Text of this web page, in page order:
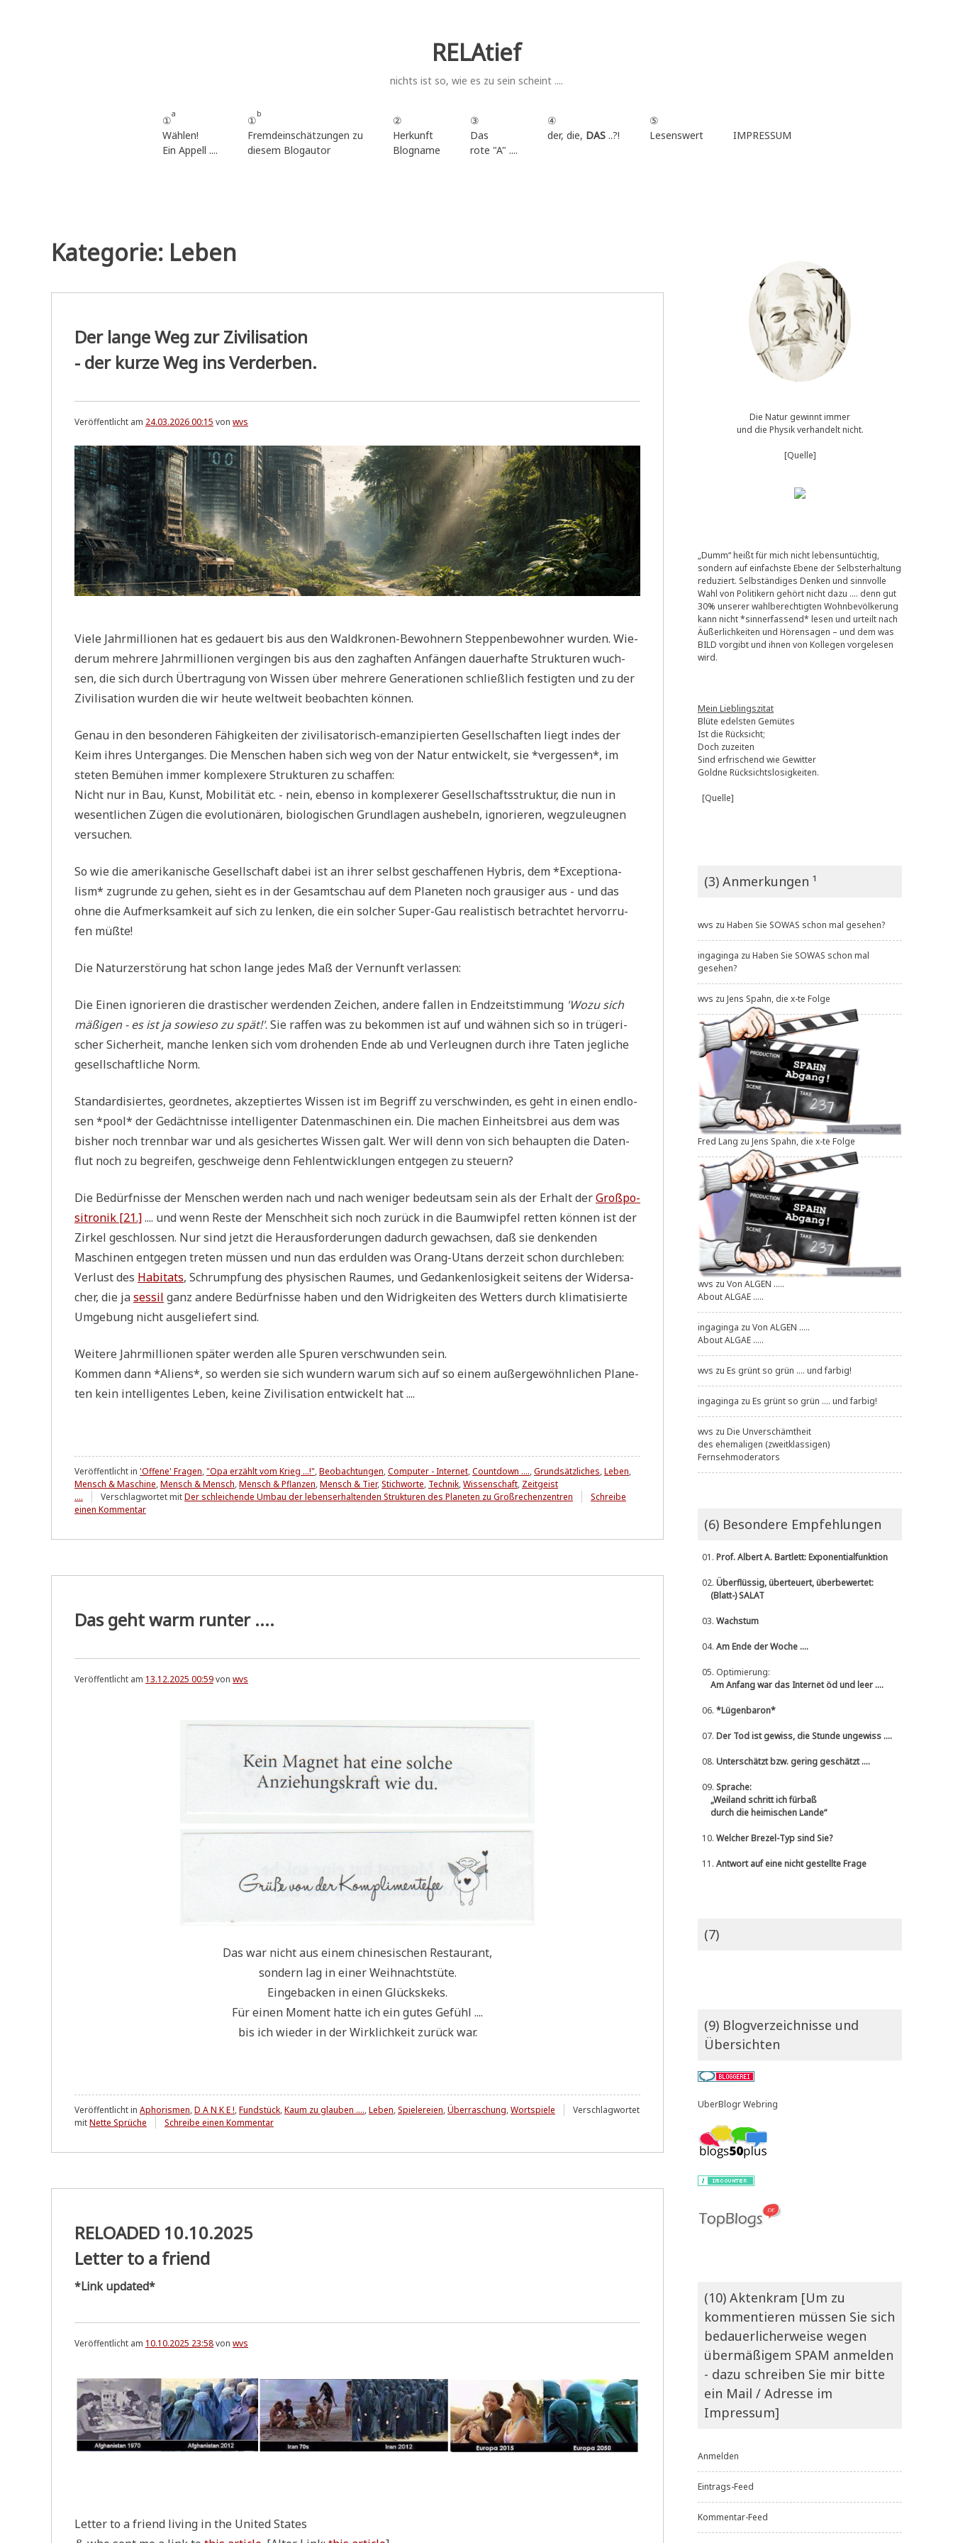
RELAtief
nichts ist so, wie es zu sein scheint ....
①
a
Wählen!
Ein Appell ....
①
b
Fremdeinschätzungen zu
diesem Blogautor
②
Herkunft
Blogname
③
Das
rote "A" ....
④
der, die, DAS..?!
⑤
Lesenswert
IMPRESSUM
Kategorie: Leben
Der lange Weg zur Zivilisation
- der kurze Weg ins Verderben.
Veröffentlicht am 24.03.2026 00:15 von wvs
Vie­le Jahr­mil­lio­nen hat es gedau­ert bis aus den Wald­kro­nen-Bewoh­nern Step­pen­be­woh­ner wur­den. Wie­
der­um meh­re­re Jahr­mil­lio­nen ver­gin­gen bis aus den zag­haf­ten Anfän­gen dau­er­haf­te Struk­tu­ren wuch­
sen, die sich durch Über­tra­gung von Wis­sen über meh­re­re Gene­ra­tio­nen schließ­lich festig­ten und zu der
Zivi­li­sa­ti­on wur­den die wir heu­te welt­weit beob­ach­ten können.
Genau in den beson­de­ren Fähig­kei­ten der zivi­li­sa­to­risch-eman­zi­pier­ten Gesell­schaf­ten liegt indes der
Keim ihres Unter­gan­ges. Die Men­schen haben sich weg von der Natur ent­wickelt, sie *ver­ges­sen*, im
ste­ten Bemü­hen immer kom­ple­xe­re Struk­tu­ren zu schaffen:
Nicht nur in Bau, Kunst, Mobi­li­tät etc. - nein, eben­so in kom­ple­xe­rer Gesell­schafts­struk­tur, die nun in
wesent­li­chen Zügen die evo­lu­tio­nä­ren, bio­lo­gi­schen Grund­la­gen aus­he­beln, igno­rie­ren, weg­zu­leug­nen
versuchen.
So wie die ame­ri­ka­ni­sche Gesell­schaft dabei ist an ihrer selbst geschaf­fe­nen Hybris, dem *Excep­tio­na­
lism* zugrun­de zu gehen, sieht es in der Gesamt­schau auf dem Pla­ne­ten noch grau­si­ger aus - und das
ohne die Auf­merk­sam­keit auf sich zu len­ken, die ein sol­cher Super-Gau rea­li­stisch betrach­tet her­vor­ru­
fen müßte!
Die Natur­zer­stö­rung hat schon lan­ge jedes Maß der Ver­nunft verlassen:
Die Einen igno­rie­ren die dra­sti­scher wer­den­den Zei­chen, ande­re fal­len in End­zeit­stim­mung 'Wozu sich
mäßi­gen - es ist ja sowie­so zu spät!'. Sie raf­fen was zu bekom­men ist auf und wäh­nen sich so in trü­ge­ri­
scher Sicher­heit, man­che len­ken sich vom dro­hen­den Ende ab und Ver­leug­nen durch ihre Taten jeg­li­che
gesell­schaft­li­che Norm.
Stan­dar­di­sier­tes, geord­ne­tes, akzep­tier­tes Wis­sen ist im Begriff zu ver­schwin­den, es geht in einen end­lo­
sen *pool* der Gedächt­nis­se intel­li­gen­ter Daten­ma­schi­nen ein. Die machen Ein­heits­brei aus dem was
bis­her noch trenn­bar war und als gesi­cher­tes Wis­sen galt. Wer will denn von sich behaup­ten die Daten­
flut noch zu begrei­fen, geschwei­ge denn Fehl­ent­wick­lun­gen ent­ge­gen zu steuern?
Die Bedürf­nis­se der Men­schen wer­den nach und nach weni­ger bedeut­sam sein als der Erhalt derGroß­po­
si­tro­nik [21.].... und wenn Reste der Mensch­heit sich noch zurück in die Baum­wip­fel ret­ten kön­nen ist der
Zir­kel geschlos­sen. Nur sind jetzt die Her­aus­for­de­run­gen dadurch gewach­sen, daß sie den­ken­den
Maschi­nen ent­ge­gen tre­ten müs­sen und nun das erdul­den was Orang-Utans der­zeit schon durchleben:
Ver­lust des Habi­tats, Schrump­fung des phy­si­schen Rau­mes, und Gedan­ken­lo­sig­keit sei­tens der Wider­sa­
cher, die jases­sil ganz ande­re Bedürf­nis­se haben und den Wid­rig­kei­ten des Wet­ters durch kli­ma­ti­sier­te
Umge­bung nicht aus­ge­lie­fert sind.
Wei­te­re Jahr­mil­lio­nen spä­ter wer­den alle Spu­ren ver­schwun­den sein.
Kom­men dann *Ali­ens*, so wer­den sie sich wun­dern war­um sich auf so einem außer­ge­wöhn­li­chen Pla­ne­
ten kein intel­li­gen­tes Leben, kei­ne Zivi­li­sa­ti­on ent­wickelt hat ....
Veröffentlicht in 'Offene' Fragen,"Opa erzählt vom Krieg ...!",Beobachtungen,Computer - Internet,Countdown ....,Grundsätzliches,Leben,
Mensch & Maschine,Mensch & Mensch,Mensch & Pflanzen,Mensch & Tier,Stichworte, Technik,Wissenschaft, Zeitgeist
....
Verschlagwortet mitDer schleichende Umbau der lebenserhaltenden Strukturen des Planeten zu Großrechenzentren
Schreibe
einen Kommentarzu
Zivilisation
Weg
Das geht warm runter ....
Veröffentlicht am 13.12.2025 00:59von wvs
Das war nicht aus einem chi­ne­si­schen Restaurant,
son­dern lag in einer Weihnachtstüte.
Ein­ge­backen in einen Glückskeks.
Für einen Moment hat­te ich ein gutes Gefühl ....
bis ich wie­der in der Wirk­lich­keit zurück war.
Veröffentlicht in Aphorismen,D A N K E !,Fundstück,Kaum zu glauben ....,Leben,Spielereien,Überraschung,Wortspiele
Verschlagwortet
mitNette Sprüche Schreibe einen Kommentarzu
....
RELOADED 10.10.2025
Letter to a friend
*Link updated*
Veröffentlicht am 10.10.2025 23:58von wvs
Let­ter to a fri­end living in the United States
Die Natur gewinnt immer
und die Physik verhandelt nicht.
[Quelle]
„Dumm“ heißt für mich nicht lebensuntüchtig,
sondern auf einfachste Ebene der Selbsterhaltung
reduziert. Selbständiges Denken und sinnvolle
Wahl von Politikern gehört nicht dazu …. denn gut
30% unserer wahlberechtigten Wohnbevölkerung
kann nicht *sinnerfassend* lesen und urteilt nach
Äußerlichkeiten und Hörensagen – und dem was
BILD vorgibt und ihnen von Kollegen vorgelesen
wird.
Mein Lieblingszitat
Blüte edelsten Gemütes
Ist die Rücksicht;
Doch zuzeiten
Sind erfrischend wie Gewitter
Goldne Rücksichtslosigkeiten.
[Quelle]
(3) Anmerkungen ¹
wvs zu Haben Sie SOWAS schon mal gesehen?
ingaginga zu Haben Sie SOWAS schon mal
gesehen?
wvs zu Jens Spahn, die x-te Folge
Fred Lang zu Jens Spahn, die x-te Folge
wvs zu Von ALGEN .....
About ALGAE .....
ingaginga zu Von ALGEN .....
About ALGAE .....
wvs zu Es grünt so grün .... und farbig!
ingaginga zu Es grünt so grün .... und farbig!
wvs zu Die Unverschämtheit
des ehemaligen (zweitklassigen)
Fernsehmoderators
(6) Besondere Empfehlungen
01. Prof. Albert A. Bartlett: Exponentialfunktion
02. Überflüssig, überteuert, überbewertet:
(Blatt-) SALAT
03. Wachstum
04. Am Ende der Woche ....
05. Optimierung:
Am Anfang war das Internet öd und leer ....
06. *Lügenbaron*
07. Der Tod ist gewiss, die Stunde ungewiss ....
08. Unterschätzt bzw. gering geschätzt ....
09. Sprache:
„Weiland schritt ich fürbaß
durch die heimischen Lande“
10. Welcher Brezel-Typ sind Sie?
11. Antwort auf eine nicht gestellte Frage
(7)
(9) Blogverzeichnisse und
Übersichten
UberBlogr Webring
(10) Aktenkram [Um zu
kommentieren müssen Sie sich
bedauerlicherweise wegen
übermäßigem SPAM anmelden
- dazu schreiben Sie mir bitte
ein Mail / Adresse im
Impressum]
Anmelden
Eintrags-Feed
Kommentar-Feed